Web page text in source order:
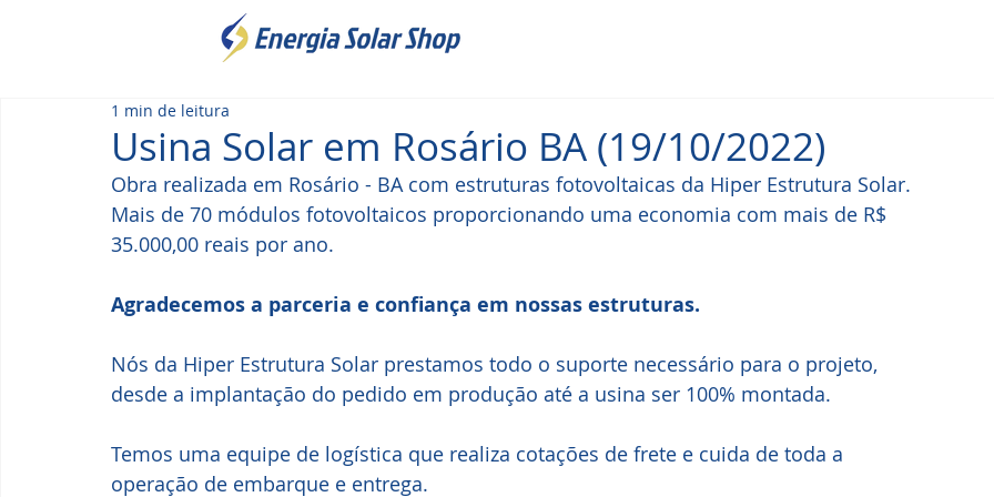
Usina Solar em Rosário BA (19/10/2022)
1 min de leitura
Obra realizada em Rosário - BA com estruturas fotovoltaicas da Hiper Estrutura Solar.
Mais de 70 módulos fotovoltaicos proporcionando uma economia com mais de R$
35.000,00 reais por ano.
Agradecemos a parceria e confiança em nossas estruturas.
Nós da Hiper Estrutura Solar prestamos todo o suporte necessário para o projeto,
desde a implantação do pedido em produção até a usina ser 100% montada.
Temos uma equipe de logística que realiza cotações de frete e cuida de toda a
operação de embarque e entrega.